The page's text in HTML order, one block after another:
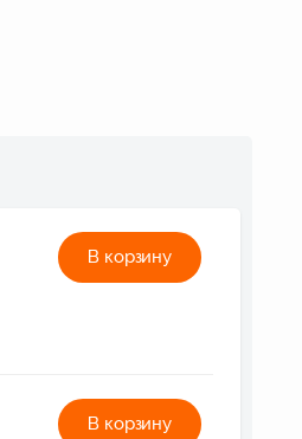
В корзину
В корзину